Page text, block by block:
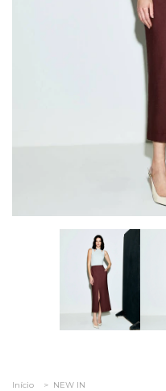
Início > NEW IN